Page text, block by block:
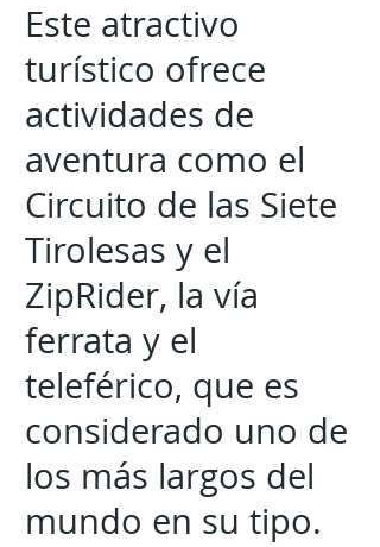
Este atractivo
turístico ofrece
actividades de
aventura como el
Circuito de las Siete
Tirolesas y el
ZipRider, la vía
ferrata y el
teleférico, que es
considerado uno de
los más largos del
mundo en su tipo.